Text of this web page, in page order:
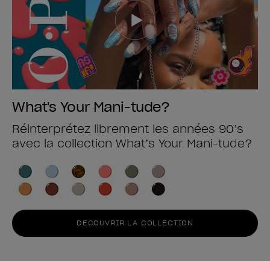
What's Your Mani-tude?
Réinterprétez librement les années 90’s
avec la collection What’s Your Mani-tude?
DECOUVRIR LA COLLECTION